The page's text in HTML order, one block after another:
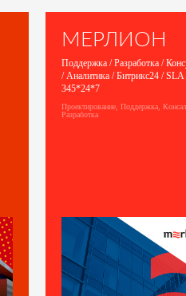
МЕРЛИОН
Поддержка / Разработка /
/ Аналитика / Битрикс24 / SLA
345*24*7
Проектирование, Поддержка,
Разработка